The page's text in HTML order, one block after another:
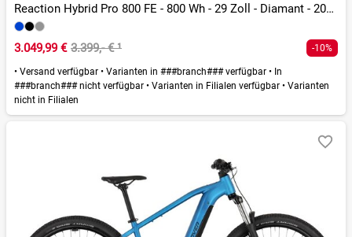
Reaction Hybrid Pro 800 FE - 800 Wh - 29 Zoll - Diamant - 2026
3.049,99 € 3.399,- €¹ -10%
• Versand verfügbar • Varianten in ###branch### verfügbar • In
###branch### nicht verfügbar • Varianten in Filialen verfügbar • Varianten
nicht in Filialen